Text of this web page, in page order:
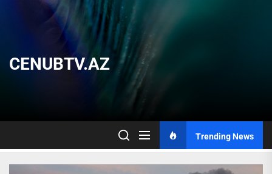
CENUBTV.AZ
Trending News